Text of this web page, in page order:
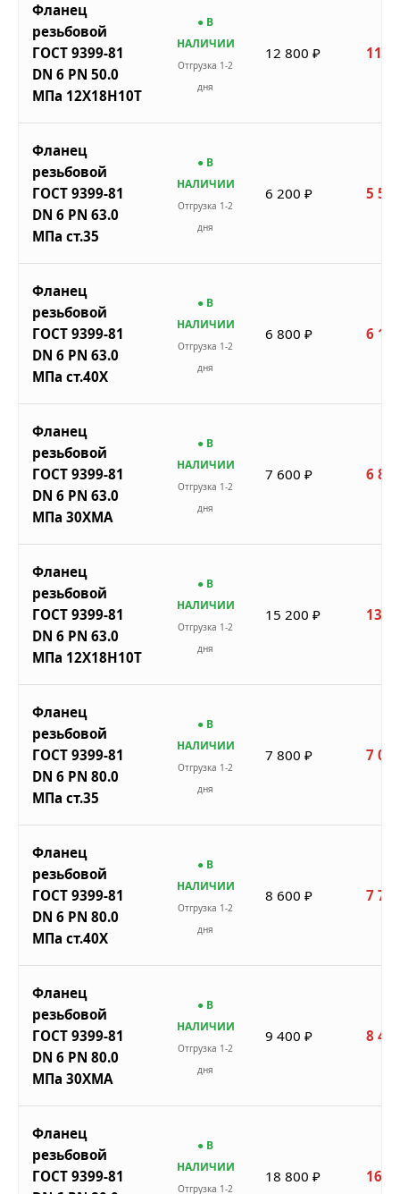
Фланец
резьбовой
ГОСТ 9399-81
DN 6 PN 50.0
МПа 12Х18Н10Т
● В
НАЛИЧИИ
Отгрузка 1-2
дня
12 800 ₽ 11
Фланец
резьбовой
ГОСТ 9399-81
DN 6 PN 63.0
МПа ст.35
● В
НАЛИЧИИ
Отгрузка 1-2
дня
6 200 ₽ 5
Фланец
резьбовой
ГОСТ 9399-81
DN 6 PN 63.0
МПа ст.40Х
● В
НАЛИЧИИ
Отгрузка 1-2
дня
6 800 ₽ 6
Фланец
резьбовой
ГОСТ 9399-81
DN 6 PN 63.0
МПа 30ХМА
● В
НАЛИЧИИ
Отгрузка 1-2
дня
7 600 ₽ 6
Фланец
резьбовой
ГОСТ 9399-81
DN 6 PN 63.0
МПа 12Х18Н10Т
● В
НАЛИЧИИ
Отгрузка 1-2
дня
15 200 ₽ 13
Фланец
резьбовой
ГОСТ 9399-81
DN 6 PN 80.0
МПа ст.35
● В
НАЛИЧИИ
Отгрузка 1-2
дня
7 800 ₽ 7
Фланец
резьбовой
ГОСТ 9399-81
DN 6 PN 80.0
МПа ст.40Х
● В
НАЛИЧИИ
Отгрузка 1-2
дня
8 600 ₽ 7
Фланец
резьбовой
ГОСТ 9399-81
DN 6 PN 80.0
МПа 30ХМА
● В
НАЛИЧИИ
Отгрузка 1-2
дня
9 400 ₽ 8
Фланец
резьбовой
ГОСТ 9399-81
● В
НАЛИЧИИ
Отгрузка 1-2
18 800 ₽ 16